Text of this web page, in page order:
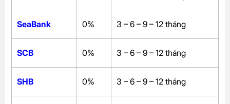
SeaBank 0% 3 – 6 – 9 – 12 tháng
SCB 0% 3 – 6 – 9 – 12 tháng
SHB 0% 3 – 6 – 9 – 12 tháng